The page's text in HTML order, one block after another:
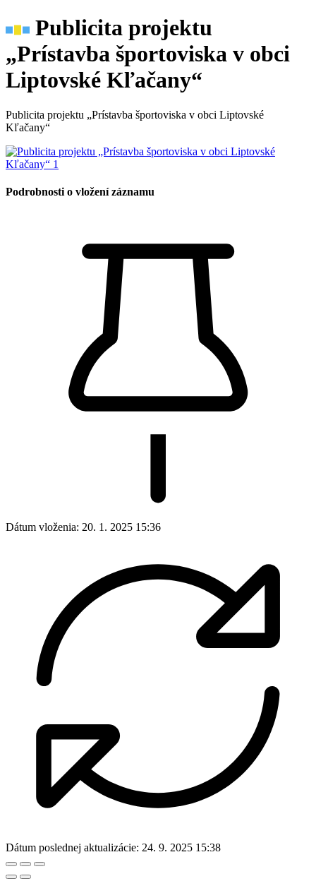
Publicita projektu
„Prístavba športoviska v obci
Liptovské Kľačany“
Publicita projektu „Prístavba športoviska v obci Liptovské
Kľačany“
Podrobnosti o vložení záznamu
Dátum vloženia: 20. 1. 2025 15:36
Dátum poslednej aktualizácie: 24. 9. 2025 15:38